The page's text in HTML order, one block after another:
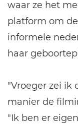
waar ze het
platform om
informele
haar
"Vroeger zei ik
manier de
"Ik ben er